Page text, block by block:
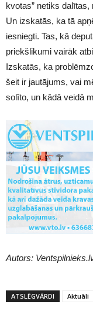
kvotas” netiks
Un izskatās, ka tā
iesniegti. Tas, kā
priekšlikumi vairāk
Izskatās, ka
šeit ir jautājums, vai
solīto, un kādā veidā
Autors:
ATSLĒGVĀRDI Aktuāli